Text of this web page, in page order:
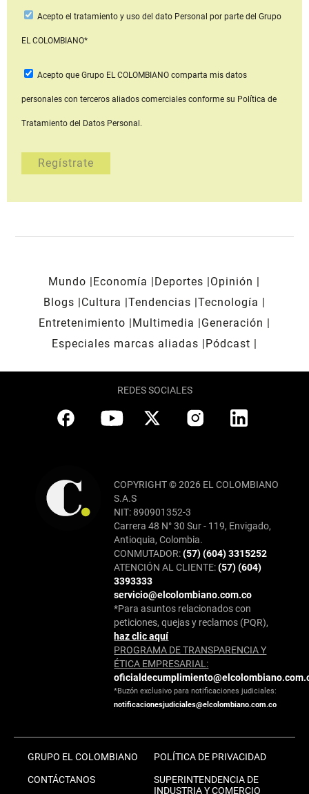
Acepto el tratamiento y uso del dato Personal por parte del Grupo
EL COLOMBIANO*
Acepto que Grupo EL COLOMBIANOcomparta mis datos
personales con terceros aliados comerciales conforme su Política de
Tratamiento del Datos Personal.
Mundo Economía Deportes
Opinión
Blogs
Cultura Tendencias Tecnología
Entretenimiento
Multimedia
Generación
Especiales marcas aliadas
Pódcast
REDES SOCIALES
COPYRIGHT © 2026 EL COLOMBIANO
S.A.S
NIT: 890901352-3
Carrera 48 N° 30 Sur - 119, Envigado,
Antioquia, Colombia.
CONMUTADOR:(57) (604) 3315252
ATENCIÓN AL CLIENTE:(57) (604)
3393333
servicio@elcolombiano.com.co
*Para asuntos relacionados con
peticiones, quejas y reclamos (PQR),
haz clic aquí
PROGRAMA DE TRANSPARENCIA Y
ÉTICA EMPRESARIAL:
*Buzón exclusivo para notificaciones judiciales:
notificacionesjudiciales@elcolombiano.com.co
GRUPO EL COLOMBIANO
CONTÁCTANOS
POLÍTICA DE PRIVACIDAD
SUPERINTENDENCIA DE
INDUSTRIA Y COMERCIO